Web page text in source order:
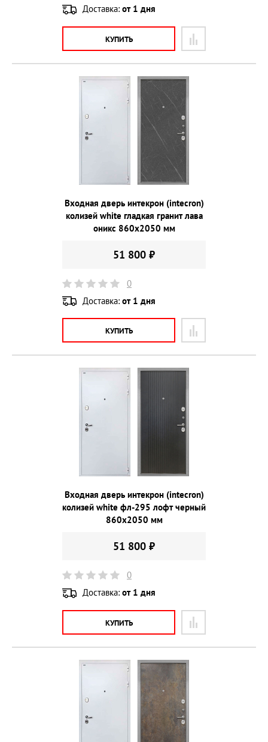
Доставка: от 1 дня
КУПИТЬ
Входная дверь интекрон (intecron)
колизей white гладкая гранит лава
оникс 860х2050 мм
51 800 ₽
0
Доставка: от 1 дня
КУПИТЬ
Входная дверь интекрон (intecron)
колизей white фл-295 лофт черный
860х2050 мм
51 800 ₽
0
Доставка: от 1 дня
КУПИТЬ